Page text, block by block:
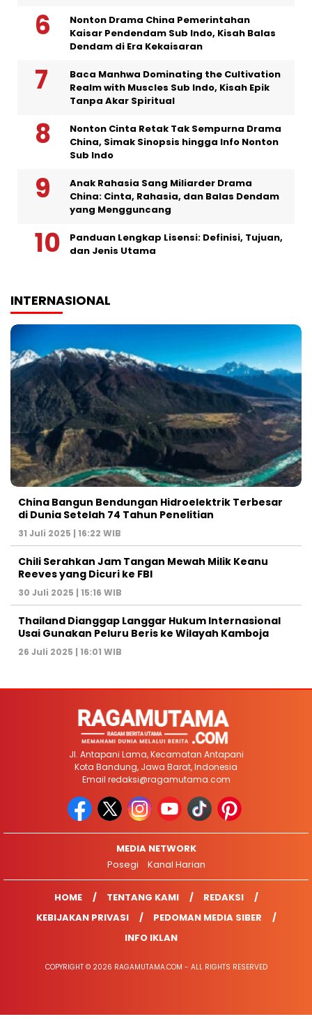
Nonton Drama China Pemerintahan
Kaisar Pendendam Sub Indo, Kisah Balas
Dendam di Era Kekaisaran
Baca Manhwa Dominating the Cultivation
Realm with Muscles Sub Indo, Kisah Epik
Tanpa Akar Spiritual
Nonton Cinta Retak Tak Sempurna Drama
China, Simak Sinopsis hingga Info Nonton
Sub Indo
Anak Rahasia Sang Miliarder Drama
China: Cinta, Rahasia, dan Balas Dendam
yang Mengguncang
Panduan Lengkap Lisensi: Definisi, Tujuan,
dan Jenis Utama
INTERNASIONAL
China Bangun Bendungan Hidroelektrik Terbesar
di Dunia Setelah 74 Tahun Penelitian
31 Juli 2025 | 16:22 WIB
Chili Serahkan Jam Tangan Mewah Milik Keanu
Reeves yang Dicuri ke FBI
30 Juli 2025 | 15:16 WIB
Thailand Dianggap Langgar Hukum Internasional
Usai Gunakan Peluru Beris ke Wilayah Kamboja
26 Juli 2025 | 16:01 WIB
Jl. Antapani Lama, Kecamatan Antapani
Kota Bandung, Jawa Barat, Indonesia
Email redaksi@ragamutama.com
MEDIA NETWORK
Posegi
Kanal Harian
HOME TENTANG KAMI
REDAKSI
KEBIJAKAN PRIVASI
PEDOMAN MEDIA SIBER
INFO IKLAN
COPYRIGHT © 2026 RAGAMUTAMA.COM - ALL RIGHTS RESERVED